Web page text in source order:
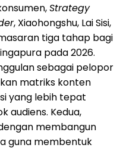
Strategy
, Xiaohongshu, Lai Sisi,
tiga tahap bagi
pada 2026.
sebagai pelopor
matriks konten
yang lebih tepat
audiens. Kedua,
membangun
guna membentuk